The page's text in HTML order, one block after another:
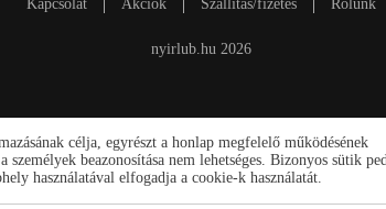
Kapcsolat Akciók Szállítás/fizetés Rólunk
nyirlub.hu 2026
célja, egyrészt a honlap megfelelő működésének
beazonosítása nem lehetséges. Bizonyos sütik
használatával elfogadja a cookie-k használatát.